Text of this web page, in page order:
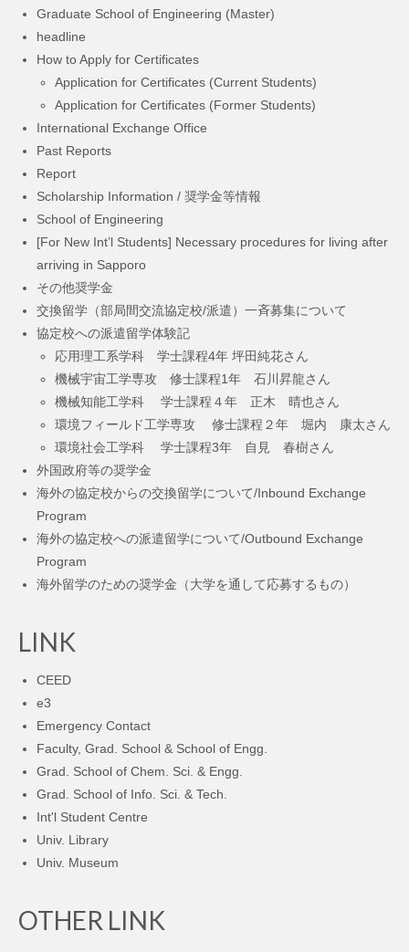
Graduate School of Engineering (Master)
headline
How to Apply for Certificates
Application for Certificates (Current Students)
Application for Certificates (Former Students)
International Exchange Office
Past Reports
Report
Scholarship Information / 奨学金等情報
School of Engineering
[For New Int’l Students] Necessary procedures for living after
arriving in Sapporo
その他奨学金
交換留学（部局間交流協定校/派遣）一斉募集について
協定校への派遣留学体験記
応用理工系学科 学士課程4年 坪田純花さん
機械宇宙工学専攻 修士課程1年 石川昇龍さん
機械知能工学科 学士課程４年 正木 晴也さん
環境フィールド工学専攻 修士課程２年 堀内 康太さん
環境社会工学科 学士課程3年 自見 春樹さん
外国政府等の奨学金
海外の協定校からの交換留学について/Inbound Exchange
Program
海外の協定校への派遣留学について/Outbound Exchange
Program
海外留学のための奨学金（大学を通して応募するもの）
LINK
CEED
e3
Emergency Contact
Faculty, Grad. School & School of Engg.
Grad. School of Chem. Sci. & Engg.
Grad. School of Info. Sci. & Tech.
Int'l Student Centre
Univ. Library
Univ. Museum
OTHER LINK